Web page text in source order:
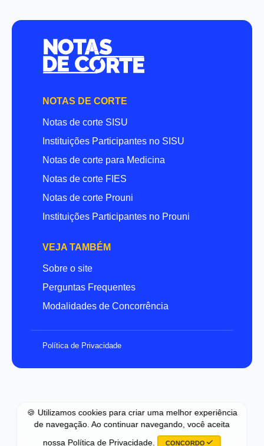
NOTAS DE CORTE
Notas de corte SISU
Instituições Participantes no SISU
Notas de corte para Medicina
Notas de corte FIES
Notas de corte Prouni
Instituições Participantes no Prouni
VEJA TAMBÉM
Sobre o site
Perguntas Frequentes
Modalidades de Concorrência
Política de Privacidade
🍪 Utilizamos cookies para criar uma melhor experiência
de navegação. Ao continuar navegando, você aceita
nossa Política de Privacidade. CONCORDO